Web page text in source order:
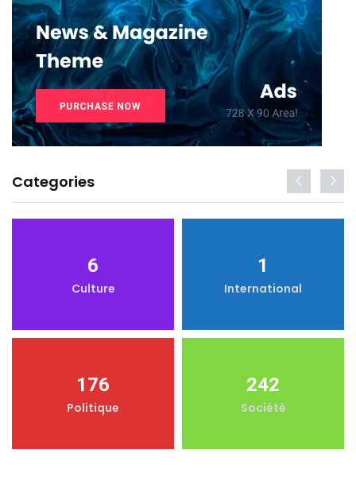
Categories
6
Culture
1
International
176
Politique
242
Société